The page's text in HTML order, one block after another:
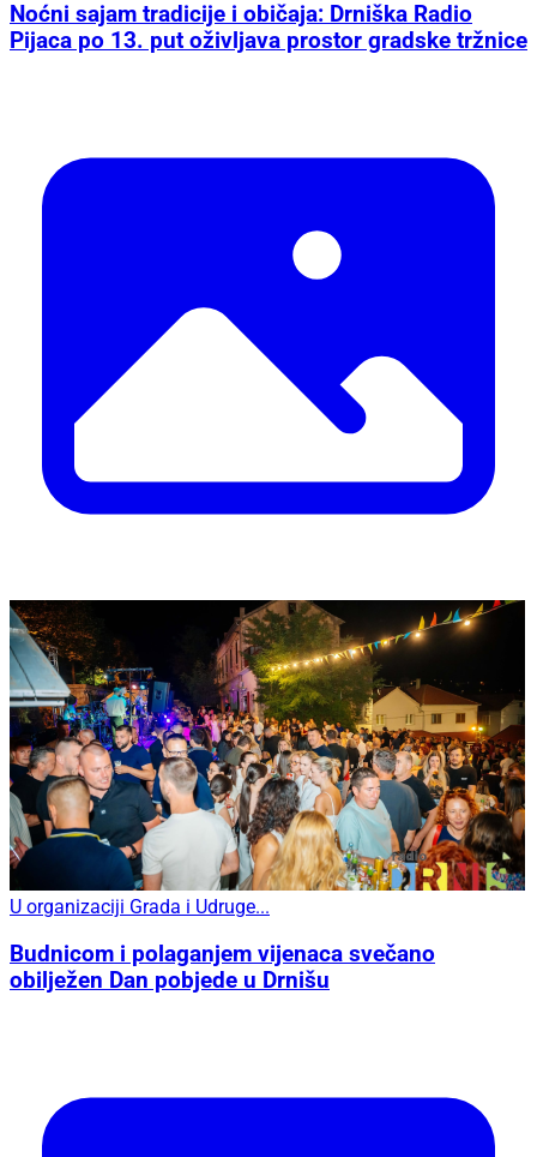
Noćni sajam tradicije i običaja: Drniška Radio
Pijaca po 13. put oživljava prostor gradske tržnice
U organizaciji Grada i Udruge...
Budnicom i polaganjem vijenaca svečano
obilježen Dan pobjede u Drnišu